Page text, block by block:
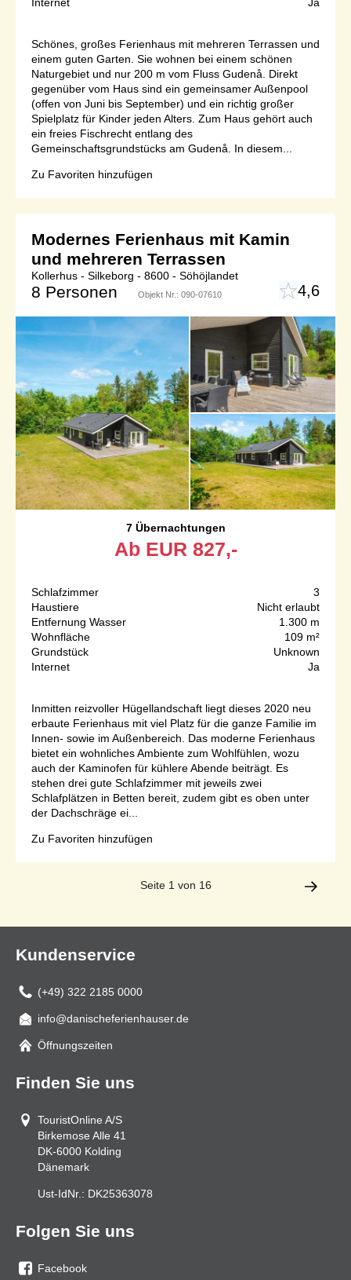
Schönes, großes Ferienhaus mit mehreren Terrassen und
einem guten Garten. Sie wohnen bei einem schönen
Naturgebiet und nur 200 m vom Fluss Gudenå. Direkt
gegenüber vom Haus sind ein gemeinsamer Außenpool
(offen von Juni bis September) und ein richtig großer
Spielplatz für Kinder jeden Alters. Zum Haus gehört auch
ein freies Fischrecht entlang des
Gemeinschaftsgrundstücks am Gudenå. In diesem...
Zu Favoriten hinzufügen
Modernes Ferienhaus mit Kamin
und mehreren Terrassen
Kollerhus - Silkeborg - 8600 - Söhöjlandet
8 Personen Objekt Nr.: 090-07610 4,6
7 Übernachtungen
Ab EUR 827,-
Schlafzimmer
3
Haustiere
Nicht erlaubt
Entfernung Wasser
1.300 m
Wohnfläche
109 m²
Grundstück
Unknown
Internet
Ja
Inmitten reizvoller Hügellandschaft liegt dieses 2020 neu
erbaute Ferienhaus mit viel Platz für die ganze Familie im
Innen- sowie im Außenbereich. Das moderne Ferienhaus
bietet ein wohnliches Ambiente zum Wohlfühlen, wozu
auch der Kaminofen für kühlere Abende beiträgt. Es
stehen drei gute Schlafzimmer mit jeweils zwei
Schlafplätzen in Betten bereit, zudem gibt es oben unter
der Dachschräge ei...
Zu Favoriten hinzufügen
Seite 1 von 16
Kundenservice
(+49) 322 2185 0000
Mail
info@danischeferienhauser.de
Öffnungszeiten
Finden Sie uns
TouristOnline A/S
Birkemose Alle 41
DK-6000 Kolding
Dänemark
Ust-IdNr.: DK25363078
Folgen Sie uns
Facebook